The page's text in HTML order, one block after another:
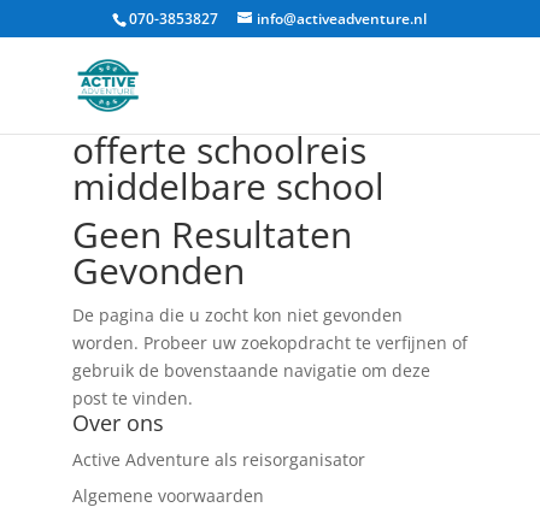
070-3853827 info@activeadventure.nl
offerte schoolreis
middelbare school
Geen Resultaten
Gevonden
De pagina die u zocht kon niet gevonden
worden. Probeer uw zoekopdracht te verfijnen of
gebruik de bovenstaande navigatie om deze
post te vinden.
Over ons
Active Adventure als reisorganisator
Algemene voorwaarden